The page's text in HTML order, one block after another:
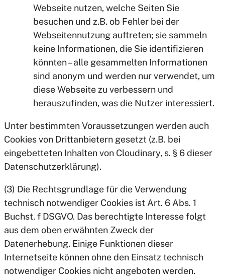
Webseite nutzen, welche Seiten Sie
besuchen und z.B. ob Fehler bei der
Webseitennutzung auftreten; sie sammeln
keine Informationen, die Sie identifizieren
könnten – alle gesammelten Informationen
sind anonym und werden nur verwendet, um
diese Webseite zu verbessern und
herauszufinden, was die Nutzer interessiert.
Unter bestimmten Voraussetzungen werden auch
Cookies von Drittanbietern gesetzt (z.B. bei
eingebetteten Inhalten von Cloudinary, s. § 6 dieser
Datenschutzerklärung).
(3) Die Rechtsgrundlage für die Verwendung
technisch notwendiger Cookies ist Art. 6 Abs. 1
Buchst. f DSGVO. Das berechtigte Interesse folgt
aus dem oben erwähnten Zweck der
Datenerhebung. Einige Funktionen dieser
Internetseite können ohne den Einsatz technisch
notwendiger Cookies nicht angeboten werden.